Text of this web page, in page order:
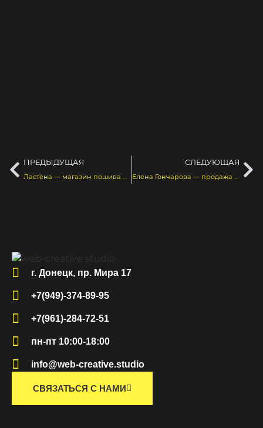
ПРЕДЫДУЩАЯ СЛЕДУЮЩАЯ
г. Донецк, пр. Мира 17
+7(949)-374-89-95
+7(961)-284-72-51
пн-пт 10:00-18:00
info@web-creative.studio
СВЯЗАТЬСЯ С НАМИ